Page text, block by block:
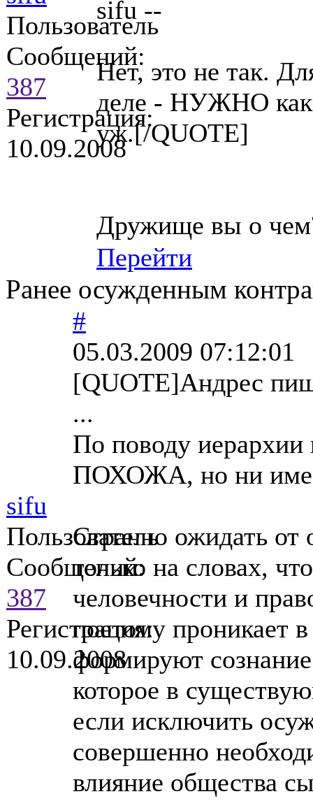
Пользователь
Сообщений:
387
Регистрация:
10.09.2008
sifu --
Нет, это не так.
деле - НУЖНО как
уж.[/QUOTE]
Дружище вы о
Перейти
Ранее осужденным
sifu
Пользователь
Сообщений:
387
Регистрация:
10.09.2008
#
05.03.2009 07:12:01
[QUOTE]Андрес
...
По поводу иерархии
ПОХОЖА, но ни
Странно ожидать от
только на словах,
человечности и
поетому проникает
формируют
которое в
если исключить
совершенно
влияние общества